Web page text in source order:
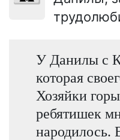
У Данилы с
которая
Хозяйки
ребятишек
народилось.